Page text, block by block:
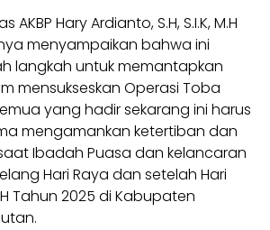
Hary Ardianto, S.H, S.I.K, M.H
menyampaikan bahwa ini
langkah untuk memantapkan
mensukseskan Operasi Toba
yang hadir sekarang ini harus
mengamankan ketertiban dan
Ibadah Puasa dan kelancaran
Hari Raya dan setelah Hari
H Tahun 2025 di Kabupaten